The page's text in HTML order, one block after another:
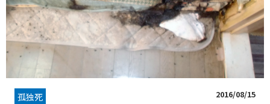
孤独死 2016/08/15